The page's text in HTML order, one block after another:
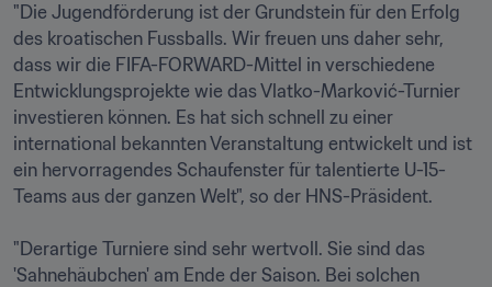
"Die Jugendförderung ist der Grundstein für den Erfolg
des kroatischen Fussballs. Wir freuen uns daher sehr,
dass wir die FIFA-FORWARD-Mittel in verschiedene
Entwicklungsprojekte wie das Vlatko-Marković-Turnier
investieren können. Es hat sich schnell zu einer
international bekannten Veranstaltung entwickelt und ist
ein hervorragendes Schaufenster für talentierte U-15-
Teams aus der ganzen Welt", so der HNS-Präsident.
"Derartige Turniere sind sehr wertvoll. Sie sind das
'Sahnehäubchen' am Ende der Saison. Bei solchen